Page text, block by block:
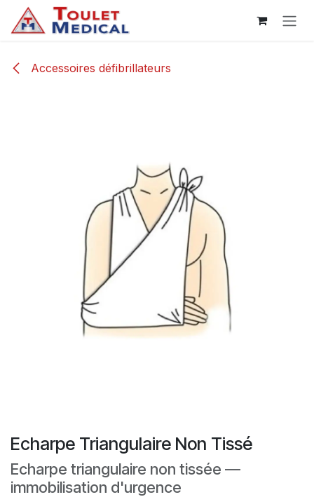
Se rendre au contenu
Accessoires défibrillateurs
Echarpe Triangulaire Non Tissé
Echarpe triangulaire non tissée —
immobilisation d'urgence